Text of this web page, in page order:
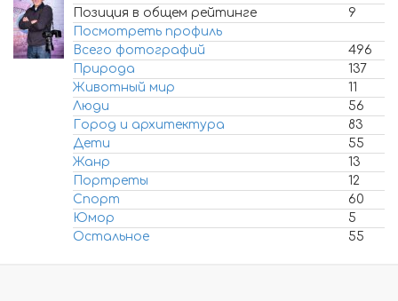
Позиция в общем рейтинге
9
Посмотреть профиль
Всего фотографий
496
Природа
137
Животный мир
11
Люди
56
Город и архитектура
83
Дети
55
Жанр
13
Портреты
12
Спорт
60
Юмор
5
Остальное
55